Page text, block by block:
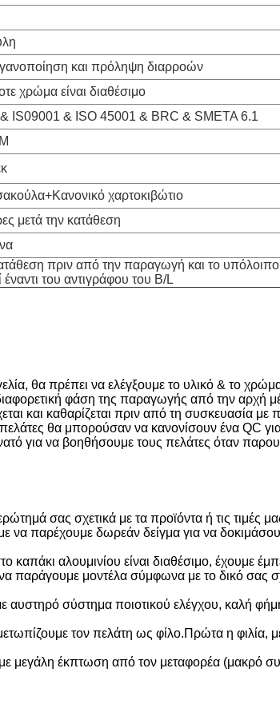
και πρόληψη διαρροών
χρώμα είναι διαθέσιμο
IS09001 & ISO 45001 & BRC & SMETA 6.1
χαρτοκιβώτιο
μετά την κατάθεση
πριν από την παραγωγή και το
έναντι του αντιγράφου του B/L
θα πρέπει να ελέγξουμε το υλικό & το
φάση της παραγωγής από την αρχή
και καθαρίζεται πριν από τη συσκευασία
θα μπορούσαν να κανονίσουν ένα QC
για να βοηθήσουμε τους πελάτες όταν
σας σχετικά με τα προϊόντα ή τις τιμές
να παρέχουμε δωρεάν δείγμα για να
καπάκι αλουμινίου είναι διαθέσιμο, έχουμε
παράγουμε μοντέλα σύμφωνα με το δικό σας
αυστηρό σύστημα ποιοτικού ελέγχου, καλή
τον πελάτη ως φίλο.Πρώτα η φιλία,
μεγάλη έκπτωση από τον μεταφορέα (μακρό